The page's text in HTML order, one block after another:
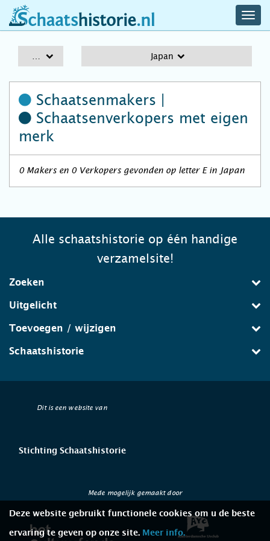
schaatshistorie.nl
Japan
Schaatsenmakers |
Schaatsenverkopers met eigen
merk
0 Makers en 0 Verkopers gevonden op letter E in Japan
Alle schaatshistorie op één handige
verzamelsite!
Zoeken
Uitgelicht
Toevoegen / wijzigen
Schaatshistorie
Dit is een website van
Stichting Schaatshistorie
Mede mogelijk gemaakt door
Deze website gebruikt functionele cookies om u de beste
ervaring te geven op onze site. Meer info.